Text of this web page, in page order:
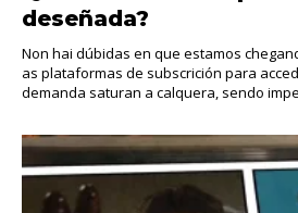
deseñada?
Non hai dúbidas en que estamos
as plataformas de subscrición para
demanda saturan a calquera, sendo